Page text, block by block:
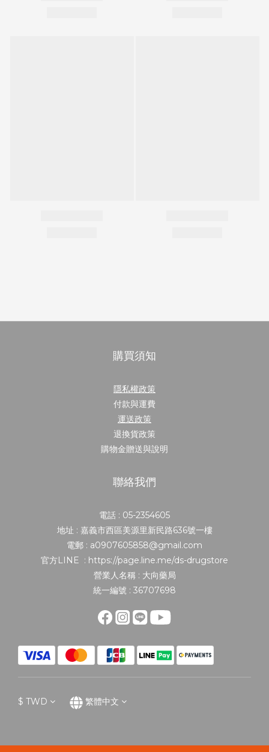
購買須知
隱私權政策
付款與運費
運送政策
退換貨政策
購物金贈送與說明
聯絡我們
電話 : 05-2354605
地址 : 嘉義市西區美源里新民路636號一樓
電郵 : a0907605858@gmail.com
官方LINE : https://page.line.me/ds-drugstore
營業人名稱 : 大向藥局
統一編號 : 36707698
$ TWD 繁體中文